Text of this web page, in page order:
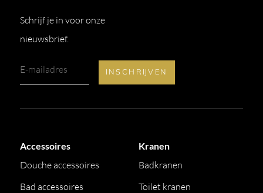
Schrijf je in voor onze
nieuwsbrief.
Accessoires
Douche accessoires
Bad accessoires
Kranen
Badkranen
Toilet kranen